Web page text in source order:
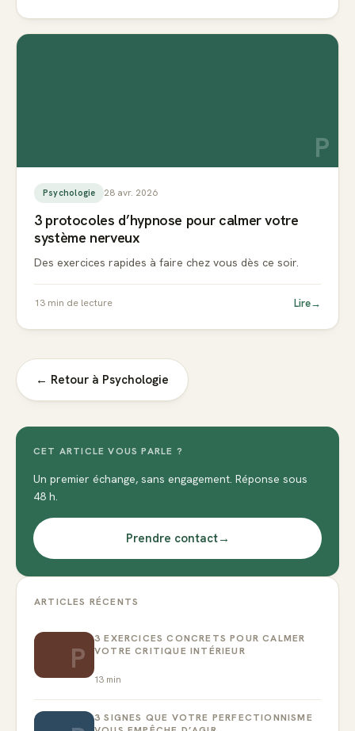
P
Psychologie 28 avr. 2026
3 protocoles d’hypnose pour calmer votre
système nerveux
Des exercices rapides à faire chez vous dès ce soir.
13 min de lecture Lire→
← Retour à Psychologie
CET ARTICLE VOUS PARLE ?
Un premier échange, sans engagement. Réponse sous
48 h.
Prendre contact→
ARTICLES RÉCENTS
P
3 EXERCICES CONCRETS POUR CALMER
VOTRE CRITIQUE INTÉRIEUR
13 min
3 SIGNES QUE VOTRE PERFECTIONNISME